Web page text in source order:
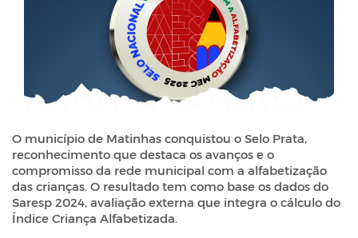
O município de Matinhas conquistou o Selo Prata,
reconhecimento que destaca os avanços e o
compromisso da rede municipal com a alfabetização
das crianças. O resultado tem como base os dados do
Saresp 2024, avaliação externa que integra o cálculo do
Índice Criança Alfabetizada.